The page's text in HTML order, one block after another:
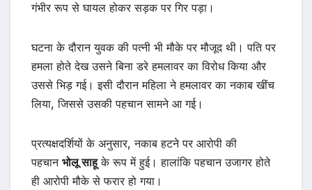
गंभीर रूप से घायल होकर सड़क पर गिर पड़ा।
घटना के दौरान युवक की पत्नी भी मौके पर मौजूद थी। पति पर
हमला होते देख उसने बिना डरे हमलावर का विरोध किया और
उससे भिड़ गई। इसी दौरान महिला ने हमलावर का नकाब खींच
लिया, जिससे उसकी पहचान सामने आ गई।
प्रत्यक्षदर्शियों के अनुसार, नकाब हटने पर आरोपी की
पहचान भोलू साहूके रूप में हुई। हालांकि पहचान उजागर होते
ही आरोपी मौके से फरार हो गया।